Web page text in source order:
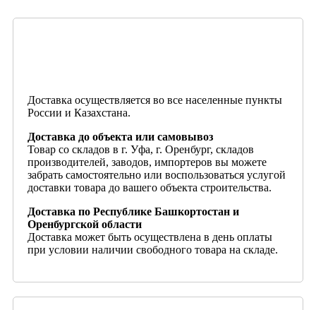
Доставка осуществляется во все населенные пункты
России и Казахстана.
Доставка до объекта или самовывоз
Товар со складов в г. Уфа, г. Оренбург, складов
производителей, заводов, импортеров вы можете
забрать самостоятельно или воспользоваться услугой
доставки товара до вашего объекта строительства.
Доставка по Республике Башкортостан и
Оренбургской области
Доставка может быть осуществлена в день оплаты
при условии наличии свободного товара на складе.